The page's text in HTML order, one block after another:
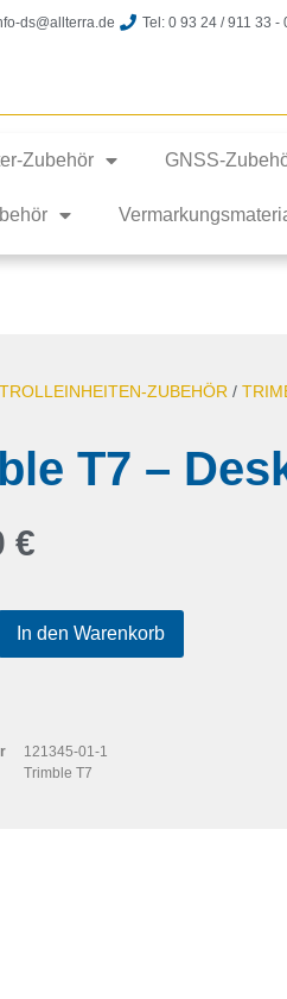
ds@allterra.de Tel: 0 93 24 / 911 33 -
Zubehör GNSS-
ZUBEHÖR /
T7 –
€
In den Warenkorb
121345-01-1
Trimble T7